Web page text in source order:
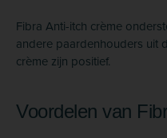
Fibra Anti-itch crème
andere paardenhouders uit
crème zijn positief.
Voordelen van